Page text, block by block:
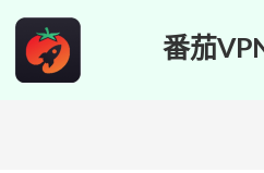
番茄